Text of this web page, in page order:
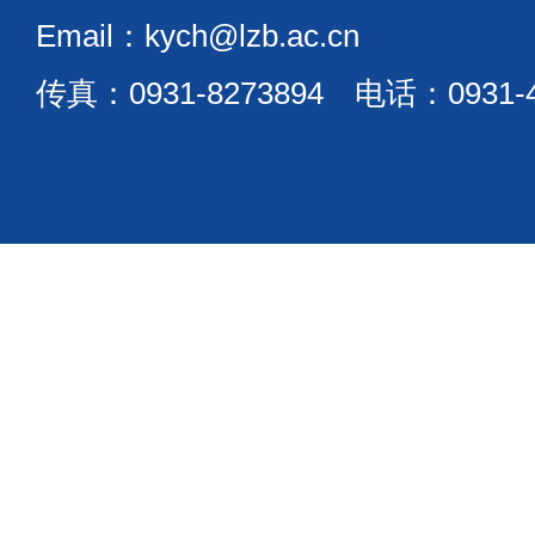
Email：kych@lzb.ac.cn
传真：0931-8273894 电话：0931-